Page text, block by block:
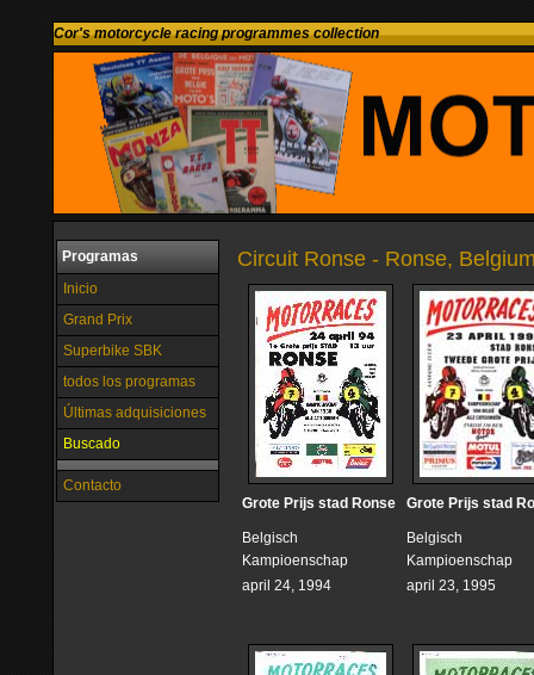
Cor's motorcycle racing programmes collection
Programas
Inicio
Grand Prix
Superbike SBK
todos los programas
Últimas adquisiciones
Buscado
Contacto
Circuit Ronse - Ronse,
Grote Prijs stad Ronse
Belgisch
Kampioenschap
april 24, 1994
Grote Prijs stad
Belgisch
Kampioenschap
april 23, 1995